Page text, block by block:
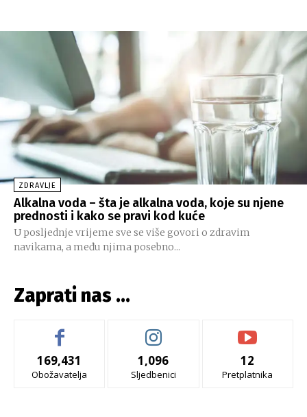
ZDRAVLJE
Alkalna voda – šta je alkalna voda, koje su njene
prednosti i kako se pravi kod kuće
U posljednje vrijeme sve se više govori o zdravim
navikama, a među njima posebno...
Zaprati nas ...
169,431
Obožavatelja
1,096
Sljedbenici
12
Pretplatnika